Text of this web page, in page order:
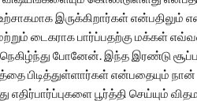
இருக்கிறார்கள் என்பதிலும்
டைகராக பார்ப்பதற்கு மக்கள்
போனேன். இந்த இரண்டு
பிடித்துள்ளார்கள் என்பதையும் நான்
பூர்த்தி செய்யும்